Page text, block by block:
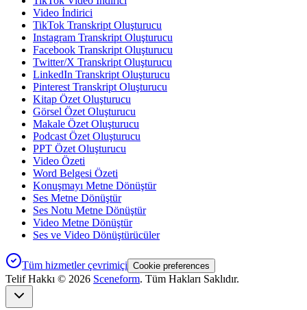
Video İndirici
TikTok Transkript Oluşturucu
Instagram Transkript Oluşturucu
Facebook Transkript Oluşturucu
Twitter/X Transkript Oluşturucu
LinkedIn Transkript Oluşturucu
Pinterest Transkript Oluşturucu
Kitap Özet Oluşturucu
Görsel Özet Oluşturucu
Makale Özet Oluşturucu
Podcast Özet Oluşturucu
PPT Özet Oluşturucu
Video Özeti
Word Belgesi Özeti
Konuşmayı Metne Dönüştür
Ses Metne Dönüştür
Ses Notu Metne Dönüştür
Video Metne Dönüştür
Ses ve Video Dönüştürücüler
Tüm hizmetler çevrimiçi Cookie preferences
Telif Hakkı © 2026 Sceneform. Tüm Hakları Saklıdır.